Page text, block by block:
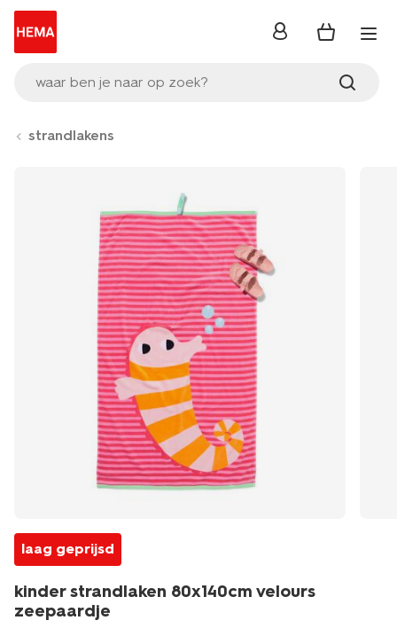
waar ben je naar op zoek?
inloggen
strandlakens
laag geprijsd
kinder strandlaken 80x140cm velours
zeepaardje